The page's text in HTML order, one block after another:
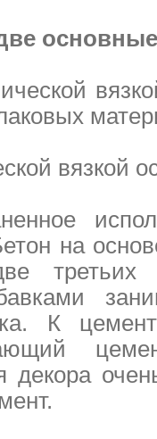
вязкой
на
К
декора